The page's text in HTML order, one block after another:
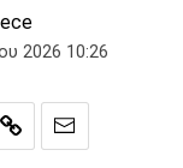
2026 10:26